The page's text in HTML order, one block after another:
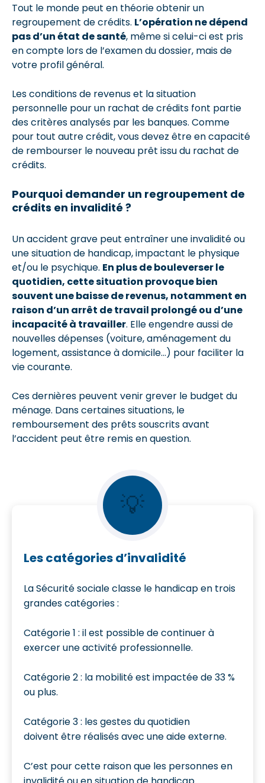
Tout le monde peut en théorie obtenir un
regroupement de crédits. L’opération ne dépend
pas d’un état de santé, même si celui-ci est pris
en compte lors de l’examen du dossier, mais de
votre profil général.
Les conditions de revenus et la situation
personnelle pour un rachat de crédits font partie
des critères analysés par les banques. Comme
pour tout autre crédit, vous devez être en capacité
de rembourser le nouveau prêt issu du rachat de
crédits.
Pourquoi demander un regroupement de
crédits en invalidité ?
Un accident grave peut entraîner une invalidité ou
une situation de handicap, impactant le physique
et/ou le psychique. En plus de bouleverser le
quotidien, cette situation provoque bien
souvent une baisse de revenus, notamment en
raison d’un arrêt de travail prolongé ou d’une
incapacité à travailler. Elle engendre aussi de
nouvelles dépenses (voiture, aménagement du
logement, assistance à domicile…) pour faciliter la
vie courante.
Ces dernières peuvent venir grever le budget du
ménage. Dans certaines situations, le
remboursement des prêts souscrits avant
l’accident peut être remis en question.
💡
Les catégories d’invalidité
La Sécurité sociale classe le handicap en trois
grandes catégories :
Catégorie 1 : il est possible de continuer à
exercer une activité professionnelle.
Catégorie 2 : la mobilité est impactée de 33 %
ou plus.
Catégorie 3 : les gestes du quotidien
doivent être réalisés avec une aide externe.
C’est pour cette raison que les personnes en